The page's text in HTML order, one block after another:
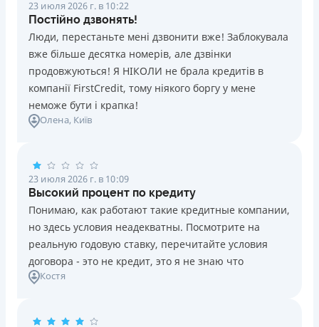
23 июля 2026 г. в 10:22
Постійно дзвонять!
Люди, перестаньте мені дзвонити вже! Заблокувала
вже більше десятка номерів, але дзвінки
продовжуються! Я НІКОЛИ не брала кредитів в
компанії FirstCredit, тому ніякого боргу у мене
неможе бути і крапка!
Олена, Київ
23 июля 2026 г. в 10:09
Высокий процент по кредиту
Понимаю, как работают такие кредитные компании,
но здесь условия неадекватны. Посмотрите на
реальную годовую ставку, перечитайте условия
договора - это не кредит, это я не знаю что
Костя